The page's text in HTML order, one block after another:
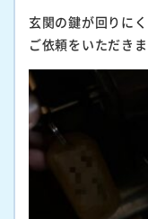
玄関の鍵が回りに
ご依頼をいただきま